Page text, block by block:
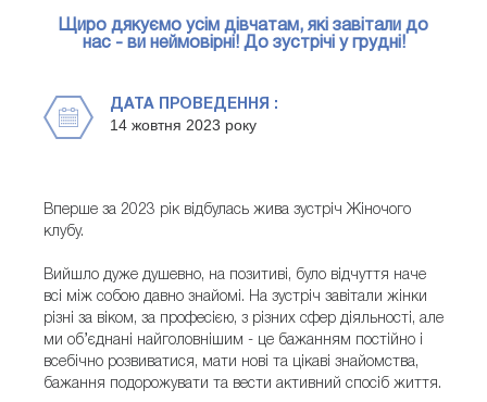
Щиро дякуємо усім дівчатам, які завітали до
нас - ви неймовірні! До зустрічі у грудні!
ДАТА ПРОВЕДЕННЯ :
14 жовтня 2023 року
Вперше за 2023 рік відбулась жива зустріч Жіночого
клубу.
Вийшло дуже душевно, на позитиві, було відчуття наче
всі між собою давно знайомі. На зустріч завітали жінки
різні за віком, за професією, з різних сфер діяльності, але
ми об’єднані найголовнішим - це бажанням постійно і
всебічно розвиватися, мати нові та цікаві знайомства,
бажання подорожувати та вести активний спосіб життя.